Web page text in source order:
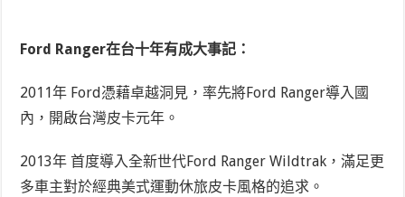
Ford Ranger在台十年有成大事記：
2011年 Ford憑藉卓越洞見，率先將Ford Ranger導入國
內，開啟台灣皮卡元年。
2013年 首度導入全新世代Ford Ranger Wildtrak，滿足更
多車主對於經典美式運動休旅皮卡風格的追求。